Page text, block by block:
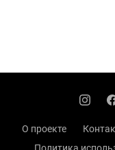
О проекте